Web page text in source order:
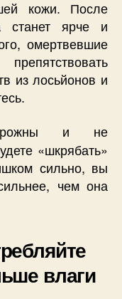
кожи. После
станет ярче и
омертвевшие
из лосьйонов и
и не
«шкрябать»
сильно, вы
чем она
влаги